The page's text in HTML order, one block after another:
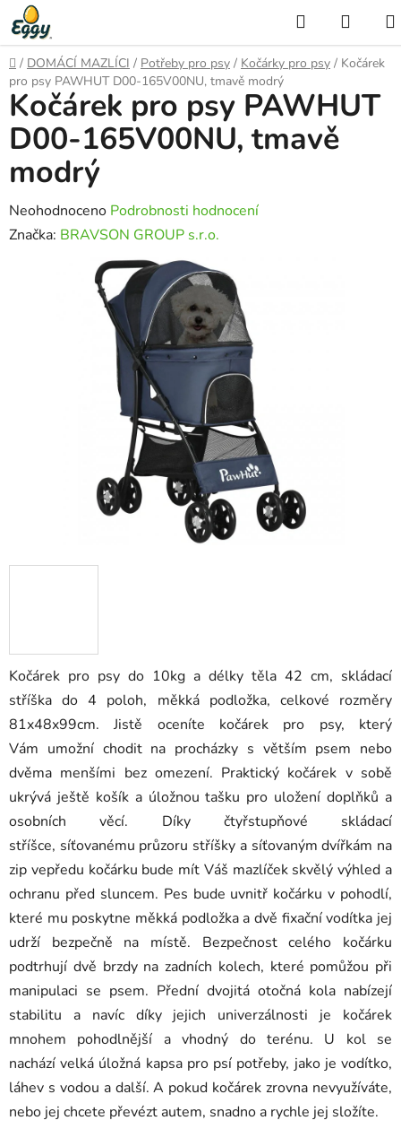
Přejít
na
obsah
Hledat
KOŠÍK
Domů
/ DOMÁCÍ MAZLÍCI / Potřeby pro psy / Kočárky pro psy / Kočárek
pro psy PAWHUT D00-165V00NU, tmavě modrý
Kočárek pro psy do 10kg a délky těla 42 cm, skládací
stříška do 4 poloh, měkká podložka, celkové rozměry
81x48x99cm. Jistě oceníte kočárek pro psy, který
Vám umožní chodit na procházky s větším psem nebo
dvěma menšími bez omezení. Praktický kočárek v sobě
ukrývá ještě košík a úložnou tašku pro uložení doplňků a
osobních věcí. Díky čtyřstupňové skládací
stříšce, síťovanému průzoru stříšky a síťovaným dvířkám na
zip vepředu kočárku bude mít Váš mazlíček skvělý výhled a
ochranu před sluncem. Pes bude uvnitř kočárku v pohodlí,
které mu poskytne měkká podložka a dvě fixační vodítka jej
udrží bezpečně na místě. Bezpečnost celého kočárku
podtrhují dvě brzdy na zadních kolech, které pomůžou při
manipulaci se psem. Přední dvojitá otočná kola nabízejí
stabilitu a navíc díky jejich univerzálnosti je kočárek
mnohem pohodlnější a vhodný do terénu. U kol se
nachází velká úložná kapsa pro psí potřeby, jako je vodítko,
láhev s vodou a další. A pokud kočárek zrovna nevyužíváte,
nebo jej chcete převézt autem, snadno a rychle jej složíte.
Kočárek pro psy PAWHUT
D00-165V00NU, tmavě
modrý
Průměrné
hodnocení
Neohodnoceno Podrobnosti hodnocení
Značka: BRAVSON GROUP s.r.o.